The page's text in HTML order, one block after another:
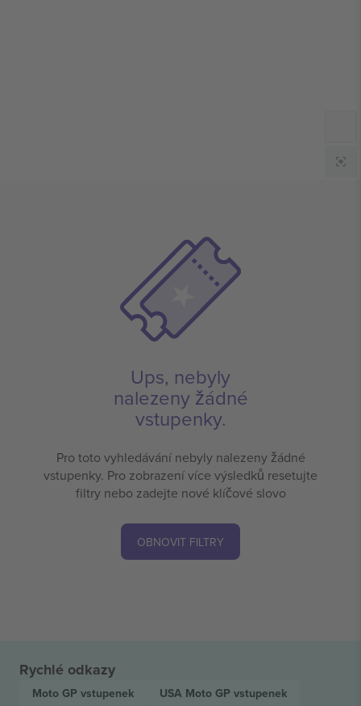
Ups, nebyly
nalezeny žádné
vstupenky.
Pro toto vyhledávání nebyly nalezeny žádné
vstupenky. Pro zobrazení více výsledků resetujte
filtry nebo zadejte nové klíčové slovo
OBNOVIT FILTRY
Rychlé odkazy
Moto GP vstupenek USA Moto GP vstupenek